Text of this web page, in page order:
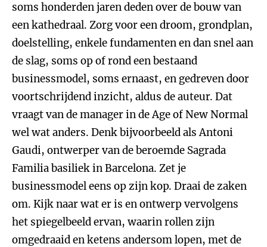
soms honderden jaren deden over de bouw van
een kathedraal. Zorg voor een droom, grondplan,
doelstelling, enkele fundamenten en dan snel aan
de slag, soms op of rond een bestaand
businessmodel, soms ernaast, en gedreven door
voortschrijdend inzicht, aldus de auteur. Dat
vraagt van de manager in de Age of New Normal
wel wat anders. Denk bijvoorbeeld als Antoni
Gaudi, ontwerper van de beroemde Sagrada
Familia basiliek in Barcelona. Zet je
businessmodel eens op zijn kop. Draai de zaken
om. Kijk naar wat er is en ontwerp vervolgens
het spiegelbeeld ervan, waarin rollen zijn
omgedraaid en ketens andersom lopen, met de